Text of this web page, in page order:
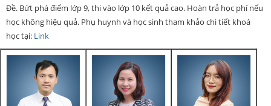
Đề. Bứt phá điểm lớp 9, thi vào lớp 10 kết quả cao. Hoàn trả học phí nếu
học không hiệu quả. Phụ huynh và học sinh tham khảo chi tiết khoá
học tại: Link